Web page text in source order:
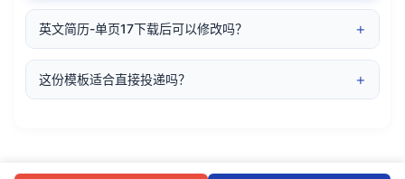
英文简历-单页17下载后可以修改吗？ +
这份模板适合直接投递吗？ +